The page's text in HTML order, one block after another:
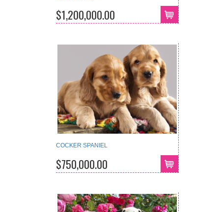
$1,200,000.00
COCKER SPANIEL
$750,000.00